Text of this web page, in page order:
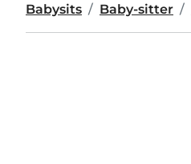
Babysits Baby-sitter